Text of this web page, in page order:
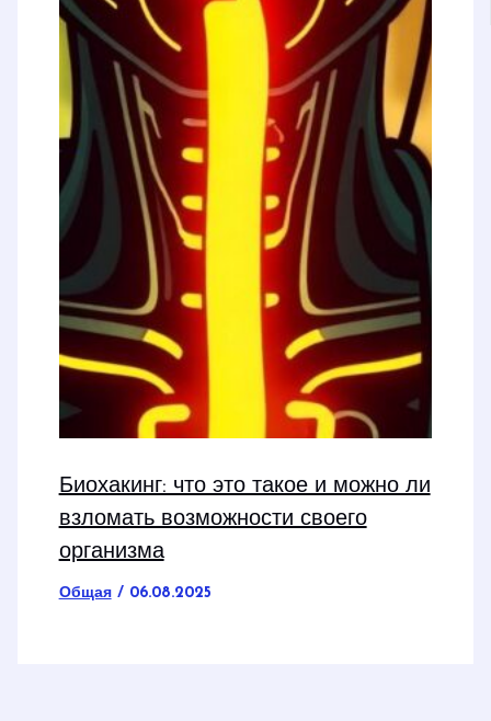
Биохакинг: что это такое и можно ли
взломать возможности своего
организма
Общая/ 06.08.2025